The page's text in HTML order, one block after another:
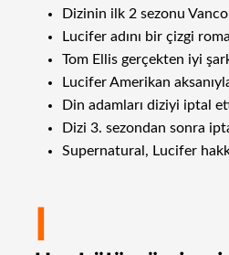
Dizinin ilk 2 sezonu
Lucifer adını bir çizgi
Tom Ellis gerçekten iyi
Lucifer Amerikan
Din adamları diziyi iptal
Dizi 3. sezondan sonra
Supernatural, Lucifer
I